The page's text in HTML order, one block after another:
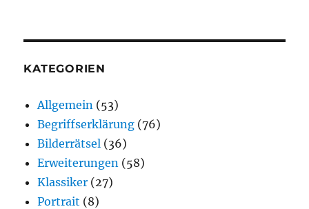
KATEGORIEN
Allgemein (53)
Begriffserklärung (76)
Bilderrätsel (36)
Erweiterungen (58)
Klassiker (27)
Portrait (8)